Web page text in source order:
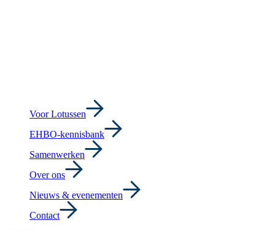
Voor Lotussen
EHBO-kennisbank
Samenwerken
Over ons
Nieuws & evenementen
Contact